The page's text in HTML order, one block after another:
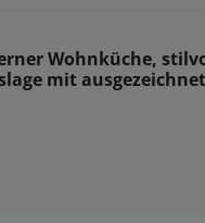
Wohnküche,
mit